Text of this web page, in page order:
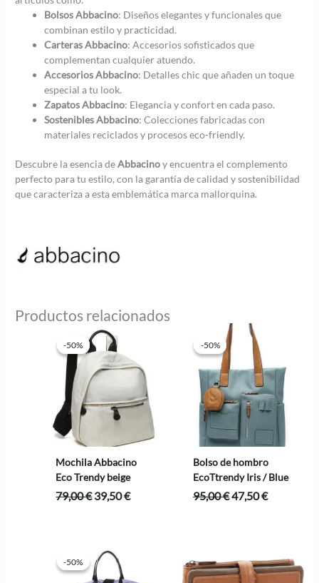
Bolsos Abbacino: Diseños elegantes y funcionales que
combinan estilo y practicidad.
Carteras Abbacino: Accesorios sofisticados que
complementan cualquier atuendo.
Accesorios Abbacino: Detalles chic que añaden un toque
especial a tu look.
Zapatos Abbacino: Elegancia y confort en cada paso.
Sostenibles Abbacino: Colecciones fabricadas con
materiales reciclados y procesos eco-friendly.
Descubre la esencia deAbbacinoy encuentra el complemento
perfecto para tu estilo, con la garantía de calidad y sostenibilidad
que caracteriza a esta emblemática marca mallorquina.
Productos relacionados
-50%
-50%
Mochila Abbacino
Eco Trendy beige
79,00€El
79,00 €.
39,50€El
-50%
-50%
Bolso de hombro
EcoTtrendy Iris / Blue
95,00€El
47,50€El
-50%
-50%